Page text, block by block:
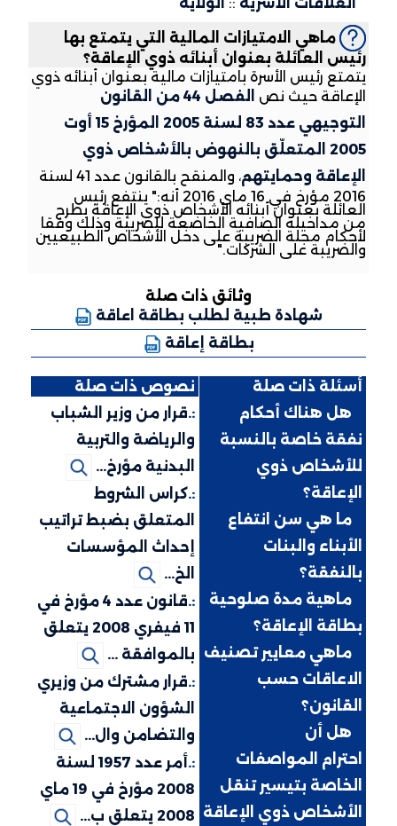
العلاقات الأسرية :: الولاية
ماهي الامتيازات المالية التي يتمتع بها
رئيس العائلة بعنوان أبنائه ذوي الإعاقة؟
يتمتع رئيس الأسرة بامتيازات مالية بعنوان أبنائه ذوي
الإعاقة حيث نص
الفصل 44 من القانون
التوجيهي عدد 83 لسنة 2005 المؤرخ 15 أوت
2005 المتعلّق بالنهوض بالأشخاص ذوي
الإعاقة وحمايتهم
، والمنقح بالقانون عدد 41 لسنة
2016 مؤرخ في 16 ماي 2016 أنه:" ينتفع رئيس
العائلة بعنوان أبنائه الأشخاص ذوي الإعاقة بطرح
من مداخيله الصافية الخاضعة للضريبة وذلك وفقا
لأحكام مجلة الضريبة على دخل الأشخاص الطبيعيين
والضريبة على الشركات."
وثائق ذات صلة
شهادة طبية لطلب بطاقة اعاقة
بطاقة إعاقة
أسئلة ذات صلة
نصوص ذات صلة
هل هناك أحكام
نفقة خاصة بالنسبة
للأشخاص ذوي
الإعاقة؟
ما هي سن انتفاع
الأبناء والبنات
بالنفقة؟
ماهية مدة صلوحية
بطاقة الإعاقة؟
ماهي معايير تصنيف
الاعاقات حسب
القانون؟
هل أن
احترام المواصفات
الخاصة بتيسير تنقل
الأشخاص ذوي الإعاقة
قرار من وزير الشباب
والرياضة والتربية
البدنية مؤرخ...
كراس الشروط
المتعلق بضبط تراتيب
إحداث المؤسسات
الخ...
قانون عدد 4 مؤرخ في
11 فيفري 2008 يتعلق
بالموافقة ...
قرار مشترك من وزيري
الشؤون الاجتماعية
والتضامن وال...
أمر عدد 1957 لسنة
2008 مؤرخ في 19 ماي
2008 يتعلق ب...